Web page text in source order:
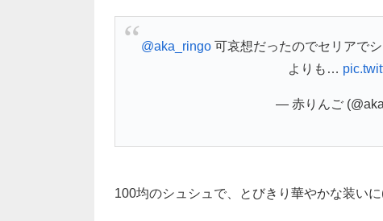
@aka_ringo可哀想だったのでセリアで
よりも…
— 赤りんご
100均のシュシュで、とびきり華やかな装いに